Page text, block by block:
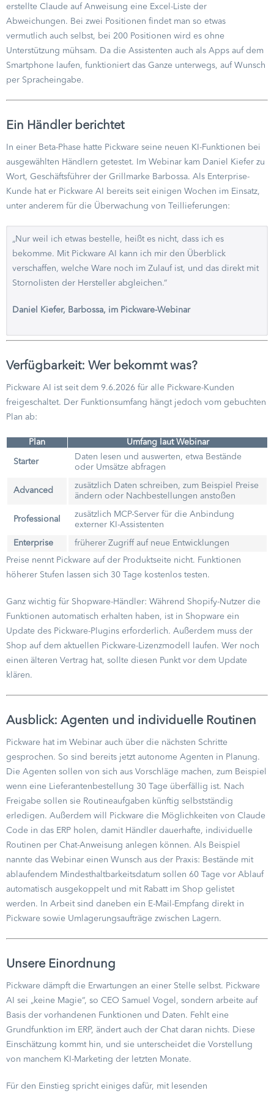
erstellte Claude auf Anweisung eine Excel-Liste der
Abweichungen. Bei zwei Positionen findet man so etwas
vermutlich auch selbst, bei 200 Positionen wird es ohne
Unterstützung mühsam. Da die Assistenten auch als Apps auf dem
Smartphone laufen, funktioniert das Ganze unterwegs, auf Wunsch
per Spracheingabe.
Ein Händler berichtet
In einer Beta-Phase hatte Pickware seine neuen KI-Funktionen bei
ausgewählten Händlern getestet. Im Webinar kam Daniel Kiefer zu
Wort, Geschäftsführer der Grillmarke Barbossa. Als Enterprise-
Kunde hat er Pickware AI bereits seit einigen Wochen im Einsatz,
unter anderem für die Überwachung von Teillieferungen:
„Nur weil ich etwas bestelle, heißt es nicht, dass ich es
bekomme. Mit Pickware AI kann ich mir den Überblick
verschaffen, welche Ware noch im Zulauf ist, und das direkt mit
Stornolisten der Hersteller abgleichen.“
Daniel Kiefer, Barbossa, im Pickware-Webinar
Verfügbarkeit: Wer bekommt was?
Pickware AI ist seit dem 9.6.2026 für alle Pickware-Kunden
freigeschaltet. Der Funktionsumfang hängt jedoch vom gebuchten
Plan ab:
Plan Umfang laut Webinar
Starter
Daten lesen und auswerten, etwa Bestände
oder Umsätze abfragen
Advanced
zusätzlich Daten schreiben, zum Beispiel Preise
ändern oder Nachbestellungen anstoßen
Professional
zusätzlich MCP-Server für die Anbindung
externer KI-Assistenten
Enterprise
früherer Zugriff auf neue Entwicklungen
Preise nennt Pickware auf der Produktseite nicht. Funktionen
höherer Stufen lassen sich 30 Tage kostenlos testen.
Ganz wichtig für Shopware-Händler: Während Shopify-Nutzer die
Funktionen automatisch erhalten haben, ist in Shopware ein
Update des Pickware-Plugins erforderlich. Außerdem muss der
Shop auf dem aktuellen Pickware-Lizenzmodell laufen. Wer noch
einen älteren Vertrag hat, sollte diesen Punkt vor dem Update
klären.
Ausblick: Agenten und individuelle Routinen
Pickware hat im Webinar auch über die nächsten Schritte
gesprochen. So sind bereits jetzt autonome Agenten in Planung.
Die Agenten sollen von sich aus Vorschläge machen, zum Beispiel
wenn eine Lieferantenbestellung 30 Tage überfällig ist. Nach
Freigabe sollen sie Routineaufgaben künftig selbstständig
erledigen. Außerdem will Pickware die Möglichkeiten von Claude
Code in das ERP holen, damit Händler dauerhafte, individuelle
Routinen per Chat-Anweisung anlegen können. Als Beispiel
nannte das Webinar einen Wunsch aus der Praxis: Bestände mit
ablaufendem Mindesthaltbarkeitsdatum sollen 60 Tage vor Ablauf
automatisch ausgekoppelt und mit Rabatt im Shop gelistet
werden. In Arbeit sind daneben ein E-Mail-Empfang direkt in
Pickware sowie Umlagerungsaufträge zwischen Lagern.
Unsere Einordnung
Pickware dämpft die Erwartungen an einer Stelle selbst. Pickware
AI sei „keine Magie“, so CEO Samuel Vogel, sondern arbeite auf
Basis der vorhandenen Funktionen und Daten. Fehlt eine
Grundfunktion im ERP, ändert auch der Chat daran nichts. Diese
Einschätzung kommt hin, und sie unterscheidet die Vorstellung
von manchem KI-Marketing der letzten Monate.
Für den Einstieg spricht einiges dafür, mit lesenden